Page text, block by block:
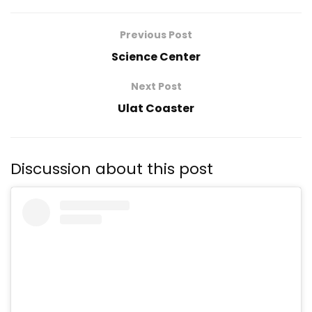
Previous Post
Science Center
Next Post
Ulat Coaster
Discussion about this post